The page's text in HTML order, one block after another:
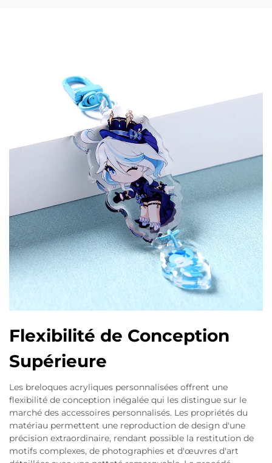
Flexibilité de Conception
Supérieure
Les breloques acryliques personnalisées offrent une
flexibilité de conception inégalée qui les distingue sur le
marché des accessoires personnalisés. Les propriétés du
matériau permettent une reproduction de design d'une
précision extraordinaire, rendant possible la restitution de
motifs complexes, de photographies et d'œuvres d'art